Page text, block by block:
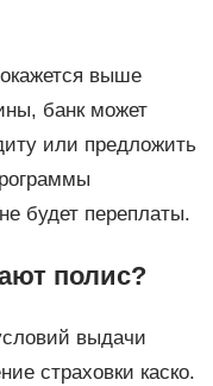
выше
банк может
или предложить
будет переплаты.
полис?
выдачи
страховки каско.